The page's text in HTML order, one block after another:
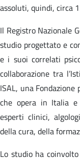
assoluti, quindi, circa
Il Registro Nazionale
studio progettato e
e i suoi correlati
collaborazione tra
ISAL, una
che opera in Italia e
esperti clinici,
della cura, della
Lo studio ha